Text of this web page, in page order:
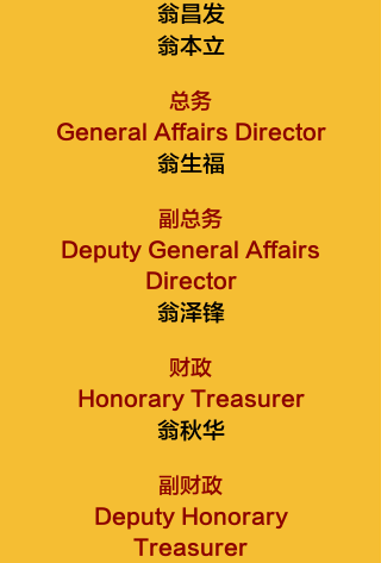
翁昌发
翁本立
总务
General Affairs Director
翁生福
副总务
Deputy General Affairs
Director
翁泽锋
财政
Honorary Treasurer
翁秋华
副财政
Deputy Honorary
Treasurer